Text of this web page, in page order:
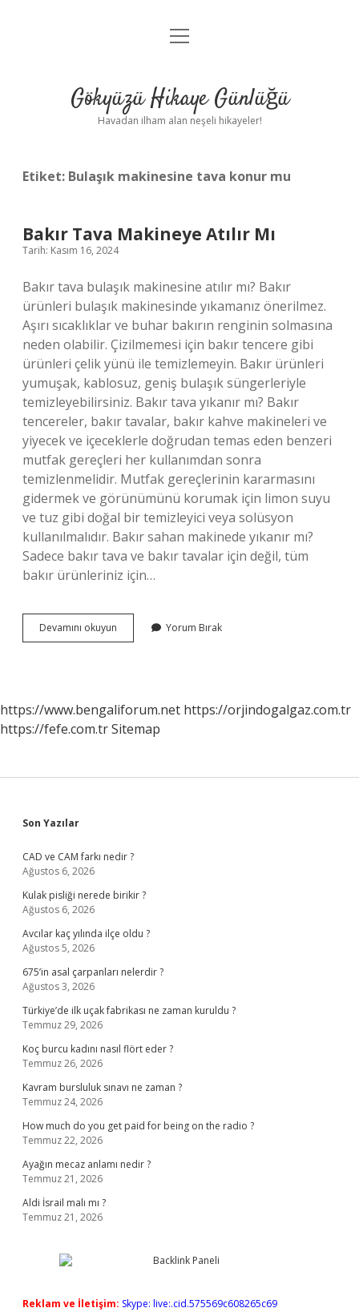
Anasayfa
Yasal Uyarı
menüyü
Gökyüzü Hikaye Günlüğü
Havadan ilham alan neşeli hikayeler!
Etiket: Bulaşık makinesine tava konur mu
Bakır Tava Makineye Atılır Mı
Tarih: Kasım 16, 2024
Bakır tava bulaşık makinesine atılır mı? Bakır
ürünleri bulaşık makinesinde yıkamanız önerilmez.
Aşırı sıcaklıklar ve buhar bakırın renginin solmasına
neden olabilir. Çizilmemesi için bakır tencere gibi
ürünleri çelik yünü ile temizlemeyin. Bakır ürünleri
yumuşak, kablosuz, geniş bulaşık süngerleriyle
temizleyebilirsiniz. Bakır tava yıkanır mı? Bakır
tencereler, bakır tavalar, bakır kahve makineleri ve
yiyecek ve içeceklerle doğrudan temas eden benzeri
mutfak gereçleri her kullanımdan sonra
temizlenmelidir. Mutfak gereçlerinin kararmasını
gidermek ve görünümünü korumak için limon suyu
ve tuz gibi doğal bir temizleyici veya solüsyon
kullanılmalıdır. Bakır sahan makinede yıkanır mı?
Sadece bakır tava ve bakır tavalar için değil, tüm
bakır ürünleriniz için…
Devamını okuyun
Tava
Yorum Bırak
https://www.bengaliforum.net https://orjindogalgaz.com.tr
https://fefe.com.trSitemap
Sidebar
Son Yazılar
CAD ve CAM farkı nedir ?
Ağustos 6, 2026
Kulak pisliği nerede birikir ?
Ağustos 6, 2026
Avcılar kaç yılında ilçe oldu ?
Ağustos 5, 2026
675’in asal çarpanları nelerdir ?
Ağustos 3, 2026
Türkiye’de ilk uçak fabrikası ne zaman kuruldu ?
Temmuz 29, 2026
Koç burcu kadını nasıl flört eder ?
Temmuz 26, 2026
Kavram bursluluk sınavı ne zaman ?
Temmuz 24, 2026
How much do you get paid for being on the radio ?
Temmuz 22, 2026
Ayağın mecaz anlamı nedir ?
Temmuz 21, 2026
Aldi İsrail malı mı ?
Temmuz 21, 2026
Reklam ve İletişim: Skype: live:.cid.575569c608265c69